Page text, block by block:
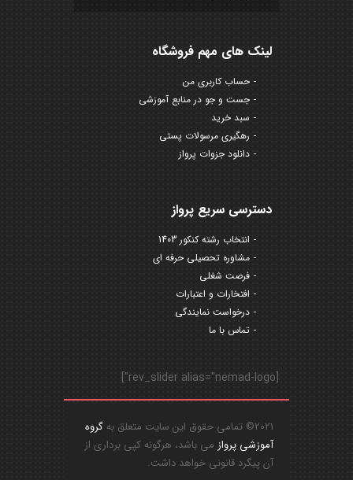
لینک های مهم فروشگاه
حساب کاربری من
جست و جو در منابع آموزشی
سبد خرید
رهگیری مرسولات پستی
دانلود جزوات پرواز
دسترسی سریع پرواز
انتخاب رشته کنکور 1403
مشاوره تحصیلی حرفه ای
فرصت شغلی
افتخارات و اعتبارات
درخواست نمایندگی
تماس با ما
[rev_slider alias="nemad-logo"]
2021© تمامی حقوق این سایت متعلق به
گروه
آموزشی پرواز می باشد، هرگونه کپی برداری از
آن پیگرد قانونی خواهد داشت.